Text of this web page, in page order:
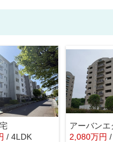
/ 4LDK 2,080万円